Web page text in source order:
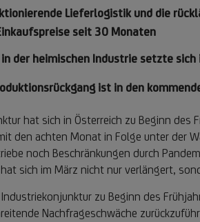
Lieferlogistik und die
seit 30 Monaten
der heimischen Industrie setzte
ist in den
hat sich in Österreich zu Beginn des
den achten Monat in Folge unter der
noch Beschränkungen durch
sich im März nicht nur verlängert,
zu Beginn des
Nachfrageschwäche